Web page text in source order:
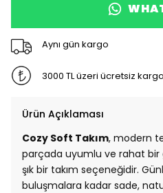
Aynı gün kargo
3000 TL üzeri ücretsiz kargo
Ürün Açıklaması
Cozy Soft Takım, modern
parçada uyumlu ve rahat
şık bir takım seçeneğidir.
buluşmalara kadar sade,